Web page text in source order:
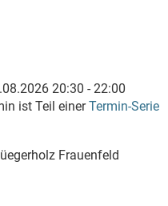
20:30 - 22:00
ist Teil einerTermin-Serie
Frauenfeld